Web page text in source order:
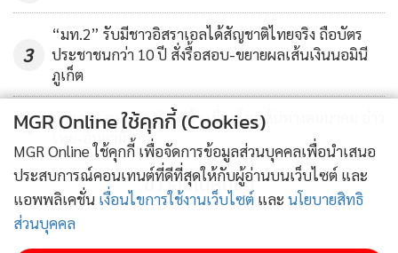
3
“มท.2” รับมีชาวอิสราเอลได้สัญชาติไทยจริง ถือบัตร
ประชาชนกว่า 10 ปี สั่งรื้อสอบ-ขยายผลเส้นเงินนอมินี
ภูเก็ต
4
นายกฯลงระนอง เดินหน้า เชื่อมโยงเส้นทางคมนาคม อ่าว
ไทย-อันดามัน
ข่าวอื่นในหมวด
MGR Online ใช้คุกกี้ (Cookies)
MGR Online ใช้คุกกี้ เพื่อจัดการข้อมูลส่วนบุคคลเพื่อนำเสนอ
ประสบการณ์คอนเทนต์ที่ดีที่สุดให้กับผู้อ่านบนเว็บไซต์ และ
แอพพลิเคชั่น เงื่อนไขการใช้งานเว็บไซต์ และ นโยบายสิทธิ
ส่วนบุคคล